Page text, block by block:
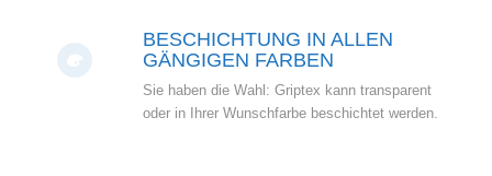
BESCHICHTUNG IN ALLEN
GÄNGIGEN FARBEN
Sie haben die Wahl: Griptex kann transparent
oder in Ihrer Wunschfarbe beschichtet werden.